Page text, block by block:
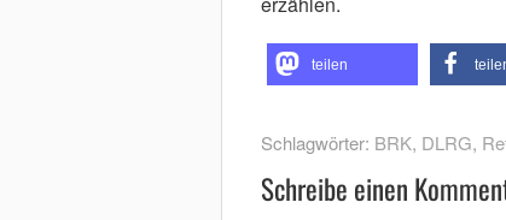
teilen
Schlagwörter: BRK, DLRG,
Schreibe einen